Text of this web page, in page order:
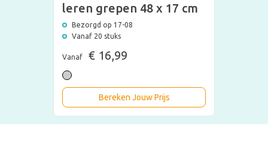
leren grepen 48 x 17 cm
Bezorgd op 17-08
Vanaf 20 stuks
Vanaf € 16,99
Bereken Jouw Prijs